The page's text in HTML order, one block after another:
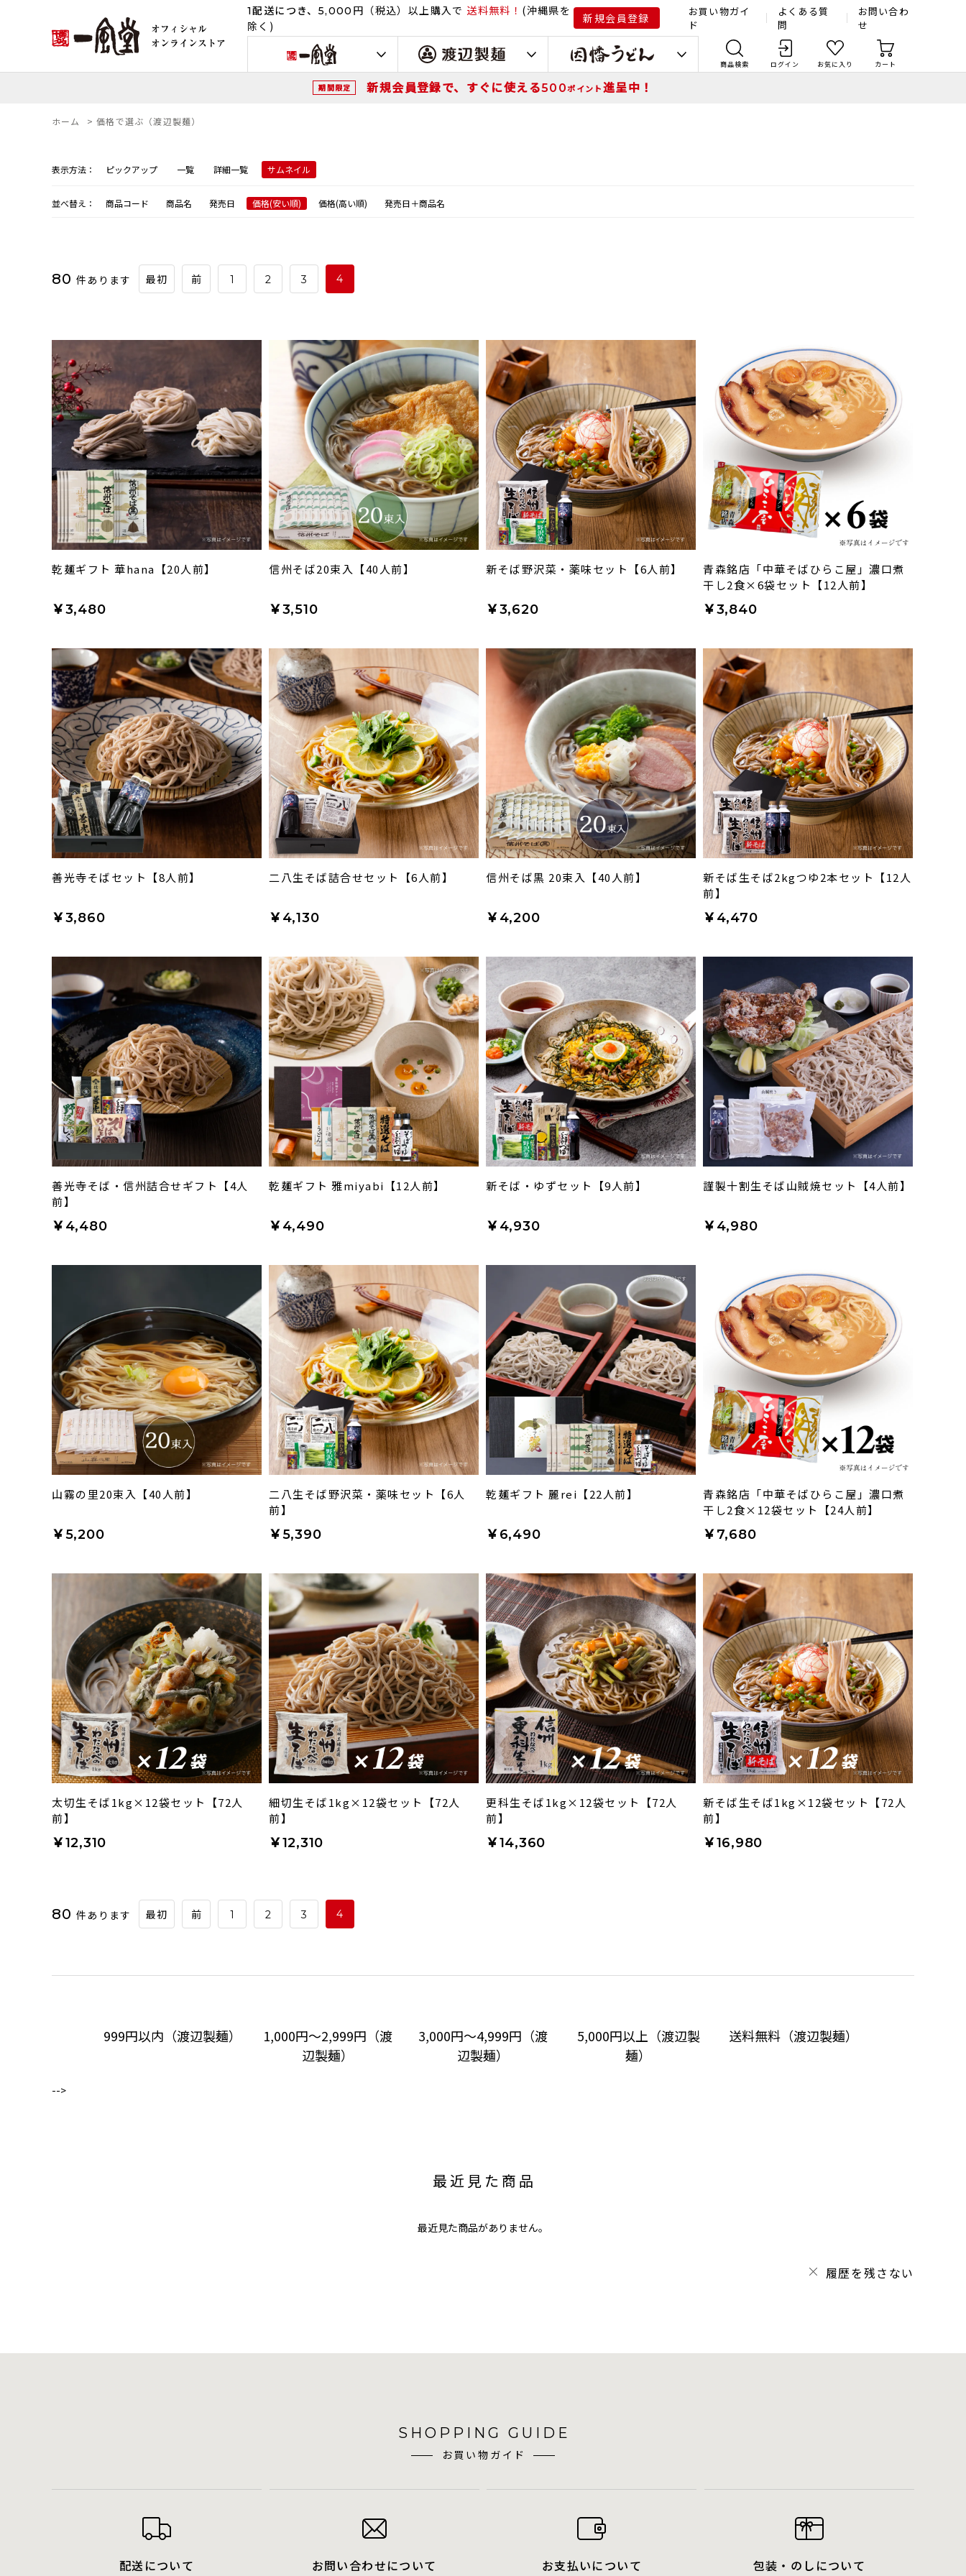
1配送につき、5,000 円（税込） 以上購入で 送料無料！ (沖縄県を
除く)
新規会員登録
お買い物ガイ
ド
よくある質
問
お問い合わ
せ
商品検索 ログイン お気に入り カート
期間限定 新規会員登録で、すぐに使える500ポイント進呈中！
ホーム >価格で選ぶ（渡辺製麺）
表示方法： ピックアップ 一覧 詳細一覧 サムネイル
並べ替え： 商品コード 商品名 発売日 価格(安い順) 価格(高い順) 発売日＋商品名
80 件あります 最初 前 1 2 3 4
乾麺ギフト 華hana【20人前】
￥3,480
信州そば20束入【40人前】
￥3,510
新そば野沢菜・薬味セット【6人前】
￥3,620
青森銘店「中華そばひらこ屋」濃口煮
干し2食×6袋セット【12人前】
￥3,840
善光寺そばセット【8人前】
￥3,860
二八生そば詰合せセット【6人前】
￥4,130
信州そば黒 20束入【40人前】
￥4,200
新そば生そば2kgつゆ2本セット【12人
前】
￥4,470
善光寺そば・信州詰合せギフト【4人
前】
￥4,480
乾麺ギフト 雅miyabi【12人前】
￥4,490
新そば・ゆずセット【9人前】
￥4,930
謹製十割生そば山賊焼セット【4人前】
￥4,980
山霧の里20束入【40人前】
￥5,200
二八生そば野沢菜・薬味セット【6人
前】
￥5,390
乾麺ギフト 麗rei【22人前】
￥6,490
青森銘店「中華そばひらこ屋」濃口煮
干し2食×12袋セット【24人前】
￥7,680
太切生そば1kg×12袋セット【72人
前】
￥12,310
細切生そば1kg×12袋セット【72人
前】
￥12,310
更科生そば1kg×12袋セット【72人
前】
￥14,360
新そば生そば1kg×12袋セット【72人
前】
￥16,980
80 件あります 最初 前 1 2 3 4
999円以内（渡辺製麺）
1,000円～2,999円（渡
辺製麺）
3,000円～4,999円（渡
辺製麺）
5,000円以上（渡辺製
麺）
送料無料（渡辺製麺）
-->
最近見た商品
最近見た商品がありません。
履歴を残さない
SHOPPING GUIDE
お買い物ガイド
配送について お問い合わせについて お支払いについて 包装・のしについて